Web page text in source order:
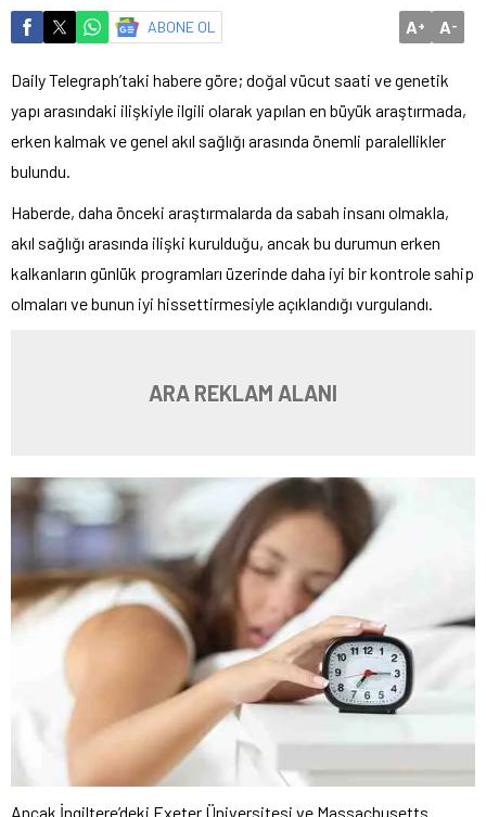
ABONE OL A+ A-
Daily Telegraph’taki habere göre; doğal vücut saati ve genetik
yapı arasındaki ilişkiyle ilgili olarak yapılan en büyük araştırmada,
erken kalmak ve genel akıl sağlığı arasında önemli paralellikler
bulundu.
Haberde, daha önceki araştırmalarda da sabah insanı olmakla,
akıl sağlığı arasında ilişki kurulduğu, ancak bu durumun erken
kalkanların günlük programları üzerinde daha iyi bir kontrole sahip
olmaları ve bunun iyi hissettirmesiyle açıklandığı vurgulandı.
ARA REKLAM ALANI
Ancak İngiltere’deki Exeter Üniversitesi ve Massachusetts